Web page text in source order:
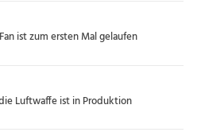
ist zum ersten Mal gelaufen
Luftwaffe ist in Produktion